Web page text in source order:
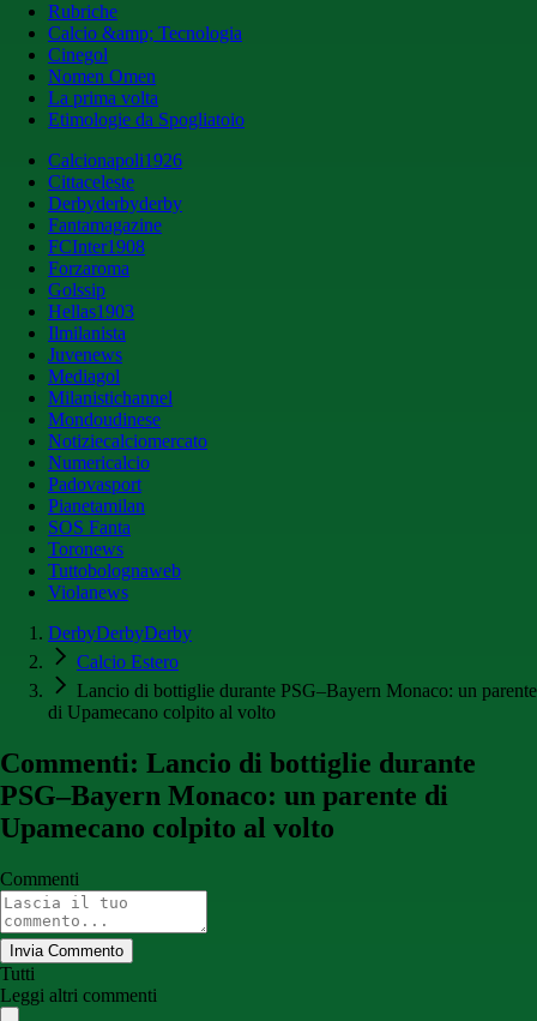
Rubriche
Calcio &amp; Tecnologia
Cinegol
Nomen Omen
La prima volta
Etimologie da Spogliatoio
Calcionapoli1926
Cittaceleste
Derbyderbyderby
Fantamagazine
FCInter1908
Forzaroma
Golssip
Hellas1903
Ilmilanista
Juvenews
Mediagol
Milanistichannel
Mondoudinese
Notiziecalciomercato
Numericalcio
Padovasport
Pianetamilan
SOS Fanta
Toronews
Tuttobolognaweb
Violanews
DerbyDerbyDerby
Calcio Estero
Lancio di bottiglie durante PSG–Bayern Monaco: un parente
di Upamecano colpito al volto
Commenti: Lancio di bottiglie durante
PSG–Bayern Monaco: un parente di
Upamecano colpito al volto
Commenti
Invia Commento
Tutti
Leggi altri commenti